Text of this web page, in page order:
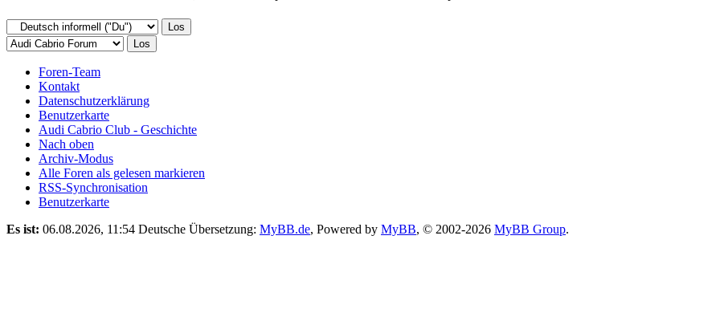
Foren-Team
Kontakt
Datenschutzerklärung
Benutzerkarte
Audi Cabrio Club - Geschichte
Nach oben
Archiv-Modus
Alle Foren als gelesen markieren
RSS-Synchronisation
Benutzerkarte
Es ist: 06.08.2026, 11:54 Deutsche Übersetzung: MyBB.de, Powered by MyBB, © 2002-2026 MyBB Group.